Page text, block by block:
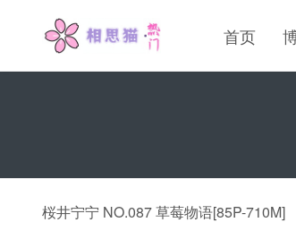
首页
桜井宁宁 NO.087 草莓物语[85P-710M]